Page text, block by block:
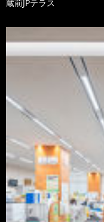
蔵前JPテラス